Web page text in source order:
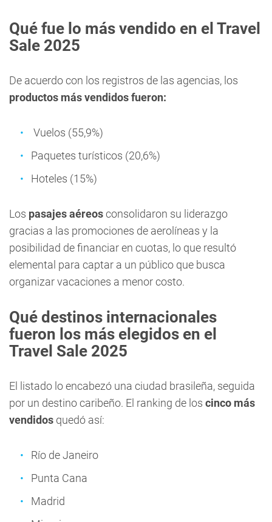
Qué fue lo más vendido en el Travel
Sale 2025
De acuerdo con los registros de las agencias, los
productos más vendidos fueron:
Vuelos (55,9%)
Paquetes turísticos (20,6%)
Hoteles (15%)
Los pasajes aéreosconsolidaron su liderazgo
gracias a las promociones de aerolíneas y la
posibilidad de financiar en cuotas, lo que resultó
elemental para captar a un público que busca
organizar vacaciones a menor costo.
Qué destinos internacionales
fueron los más elegidos en el
Travel Sale 2025
El listado lo encabezó una ciudad brasileña, seguida
por un destino caribeño. El ranking de los cinco más
vendidos quedó así:
Río de Janeiro
Punta Cana
Madrid